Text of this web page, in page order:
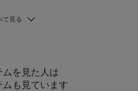
ムを見た人は
ムも見ています